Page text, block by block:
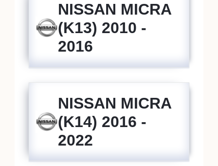
NISSAN MICRA
(K13) 2010 -
2016
NISSAN MICRA
(K14) 2016 -
2022